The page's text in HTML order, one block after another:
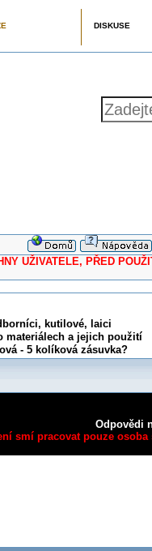
DISKUSE
PŘED
kutilové, laici
materiálech a jejich použití
- 5 kolíková zásuvka?
Odpovědi
smí pracovat pouze